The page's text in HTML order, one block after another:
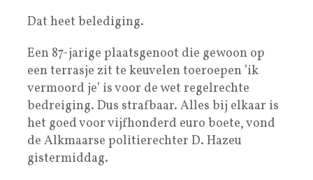
Dat heet belediging.
Een 87-jarige plaatsgenoot die gewoon op
een terrasje zit te keuvelen toeroepen ’ik
vermoord je’ is voor de wet regelrechte
bedreiging. Dus strafbaar. Alles bij elkaar is
het goed voor vijfhonderd euro boete, vond
de Alkmaarse politierechter D. Hazeu
gistermiddag.